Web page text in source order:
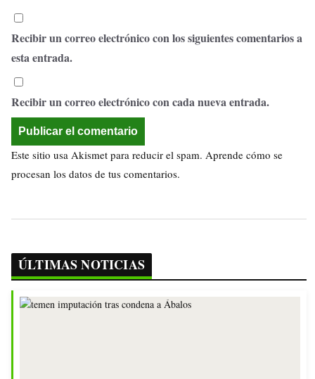
Recibir un correo electrónico con los siguientes comentarios a
esta entrada.
Recibir un correo electrónico con cada nueva entrada.
Este sitio usa Akismet para reducir el spam. Aprende cómo se
procesan los datos de tus comentarios.
ÚLTIMAS NOTICIAS